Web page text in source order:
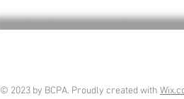
© 2023 by BCPA. Proudly created with